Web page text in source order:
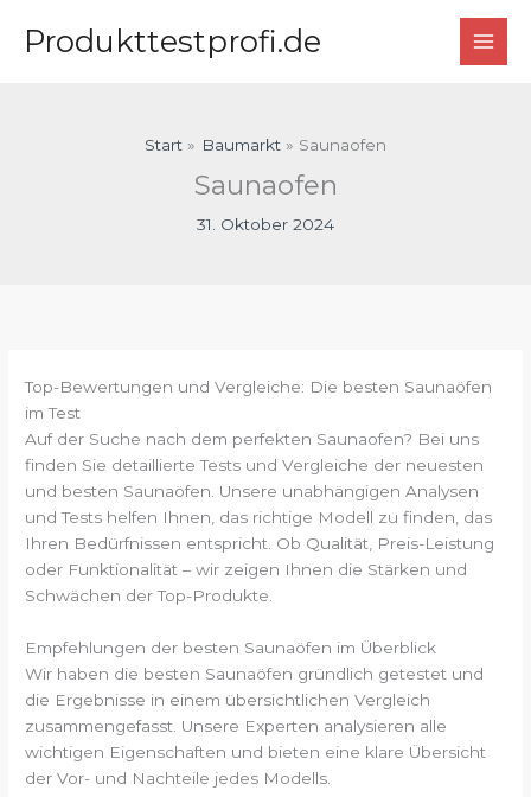
InhaltProdukttestprofi.de
Start Baumarkt Saunaofen
Saunaofen
31. Oktober 2024
Top-Bewertungen und Vergleiche: Die besten Saunaöfen
im Test
Auf der Suche nach dem perfekten Saunaofen? Bei uns
finden Sie detaillierte Tests und Vergleiche der neuesten
und besten Saunaöfen. Unsere unabhängigen Analysen
und Tests helfen Ihnen, das richtige Modell zu finden, das
Ihren Bedürfnissen entspricht. Ob Qualität, Preis-Leistung
oder Funktionalität – wir zeigen Ihnen die Stärken und
Schwächen der Top-Produkte.
Empfehlungen der besten Saunaöfen im Überblick
Wir haben die besten Saunaöfen gründlich getestet und
die Ergebnisse in einem übersichtlichen Vergleich
zusammengefasst. Unsere Experten analysieren alle
wichtigen Eigenschaften und bieten eine klare Übersicht
der Vor- und Nachteile jedes Modells.